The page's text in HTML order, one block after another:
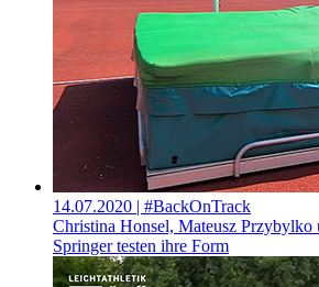
14.07.2020 | #BackOnTrack
Christina Honsel, Mateusz Przybylko
Springer testen ihre Form